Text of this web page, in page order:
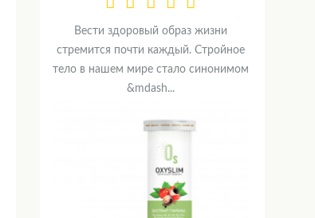
Вести здоровый образ жизни
стремится почти каждый. Стройное
тело в нашем мире стало синонимом
&mdash...